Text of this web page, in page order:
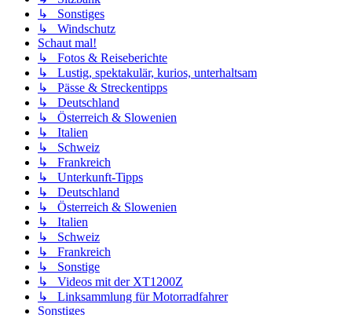
↳ Sonstiges
↳ Windschutz
Schaut mal!
↳ Fotos & Reiseberichte
↳ Lustig, spektakulär, kurios, unterhaltsam
↳ Pässe & Streckentipps
↳ Deutschland
↳ Österreich & Slowenien
↳ Italien
↳ Schweiz
↳ Frankreich
↳ Unterkunft-Tipps
↳ Deutschland
↳ Österreich & Slowenien
↳ Italien
↳ Schweiz
↳ Frankreich
↳ Sonstige
↳ Videos mit der XT1200Z
↳ Linksammlung für Motorradfahrer
Sonstiges